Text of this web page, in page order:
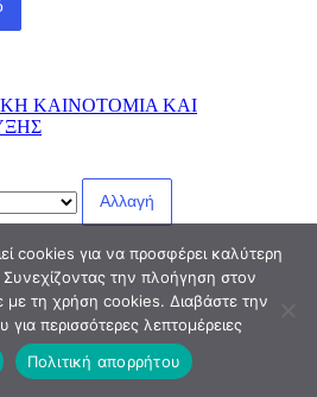
ΚΑΙΝΟΤΟΜΙΑ ΚΑΙ
cookies για να προσφέρει καλύτερη
Συνεχίζοντας την πλοήγηση στον
με τη χρήση cookies. Διαβάστε την
για περισσότερες λεπτομέρειες
Πολιτική απορρήτου